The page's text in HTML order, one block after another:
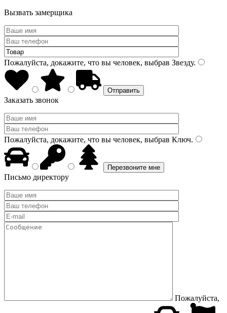
Вызвать замерщика
Пожалуйста, докажите, что вы человек, выбрав Звезду.
Заказать звонок
Пожалуйста, докажите, что вы человек, выбрав Ключ.
Письмо директору
Пожалуйста,